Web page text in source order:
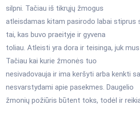
silpni. Tačiau iš tikrųjų žmogus
atleisdamas kitam pasirodo labai stiprus
tai, kas buvo praeityje ir gyvena
toliau. Atleisti yra dora ir teisinga, juk
Tačiau kai kurie žmonės tuo
nesivadovauja ir ima keršyti arba kenkti
nesvarstydami apie pasekmes. Daugelio
žmonių požiūris būtent toks, todėl ir